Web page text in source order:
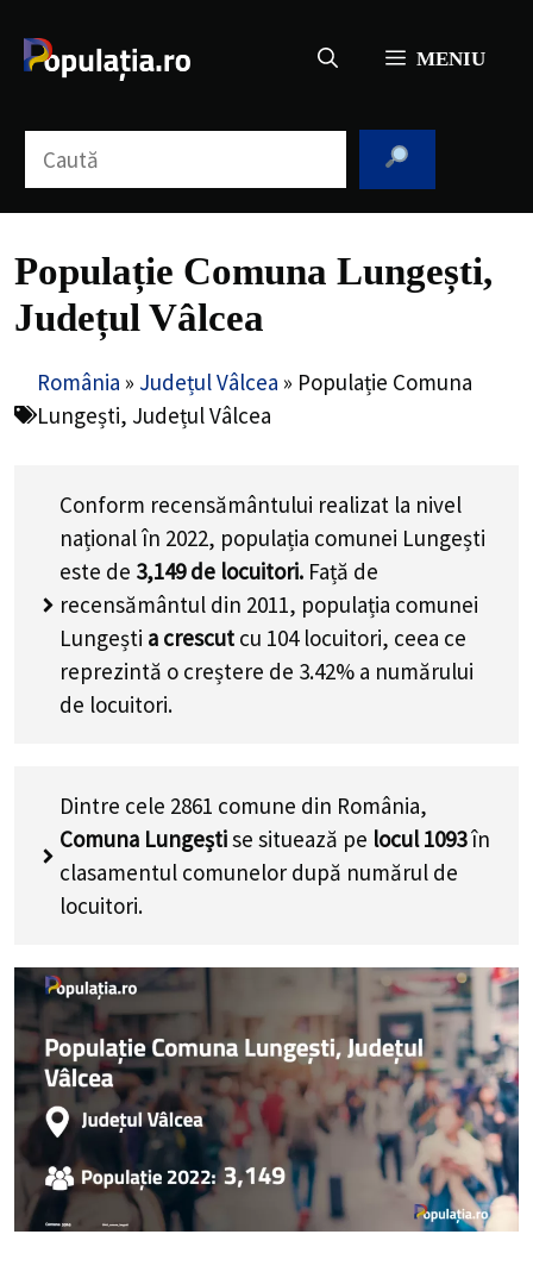
conținut
MENIU
Populație Comuna Lungești,
Județul Vâlcea
România » Județul Vâlcea » Populație Comuna
Lungești, Județul Vâlcea
Conform recensământului realizat la nivel
național în 2022, populația comunei Lungești
este de 3,149de locuitori. Față de
recensământul din 2011, populația comunei
Lungești a crescut cu 104locuitori, ceea ce
reprezintă o creștere de 3.42% a numărului
de locuitori.
Dintre cele 2861 comune din România,
Comuna Lungeștise situează pe locul 1093în
clasamentul comunelor după numărul de
locuitori.